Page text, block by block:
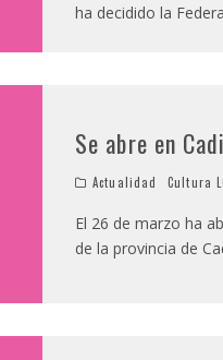
ha decidido la
Se abre en
Actualidad Cultura
El 26 de marzo ha
de la provincia de